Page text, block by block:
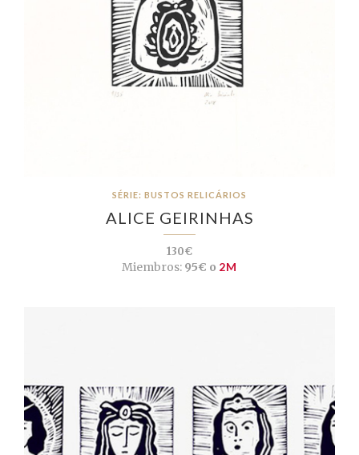
SÉRIE: BUSTOS RELICÁRIOS
ALICE GEIRINHAS
130€
Miembros: 95€ o 2M